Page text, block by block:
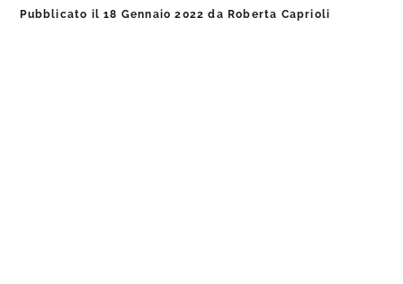
Pubblicato il18 Gennaio 2022 da Roberta Caprioli